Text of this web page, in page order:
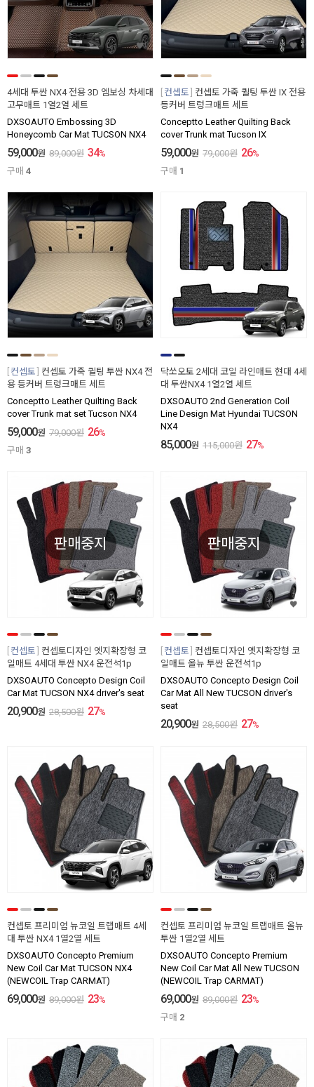
4세대 투싼 NX4 전용 3D 엠보싱 차세대
고무매트 1열2열 세트
DXSOAUTO Embossing 3D
Honeycomb Car Mat TUCSON NX4
59,000원 89,000원 34%
구매 4
컨셉토
컨셉토 가죽 퀼팅 투싼 IX 전용
등커버 트렁크매트 세트
Conceptto Leather Quilting Back
cover Trunk mat Tucson IX
59,000원 79,000원 26%
구매 1
컨셉토
컨셉토 가죽 퀼팅 투싼 NX4 전
용 등커버 트렁크매트 세트
Conceptto Leather Quilting Back
cover Trunk mat set Tucson NX4
59,000원 79,000원 26%
구매 3
닥쏘오토 2세대 코일 라인매트 현대 4세
대 투싼NX4 1열2열 세트
DXSOAUTO 2nd Generation Coil
Line Design Mat Hyundai TUCSON
NX4
85,000원 115,000원 27%
판매중지
컨셉토
컨셉토디자인 엣지확장형 코
일매트 4세대 투싼 NX4 운전석1p
DXSOAUTO Concepto Design Coil
Car Mat TUCSON NX4 driver's seat
20,900원 28,500원 27%
판매중지
컨셉토
컨셉토디자인 엣지확장형 코
일매트 올뉴 투싼 운전석1p
DXSOAUTO Concepto Design Coil
Car Mat All New TUCSON driver's
seat
20,900원 28,500원 27%
컨셉토 프리미엄 뉴코일 트랩매트 4세
대 투싼 NX4 1열2열 세트
DXSOAUTO Concepto Premium
New Coil Car Mat TUCSON NX4
(NEWCOIL Trap CARMAT)
69,000원 89,000원 23%
컨셉토 프리미엄 뉴코일 트랩매트 올뉴
투싼 1열2열 세트
DXSOAUTO Concepto Premium
New Coil Car Mat All New TUCSON
(NEWCOIL Trap CARMAT)
69,000원 89,000원 23%
구매 2